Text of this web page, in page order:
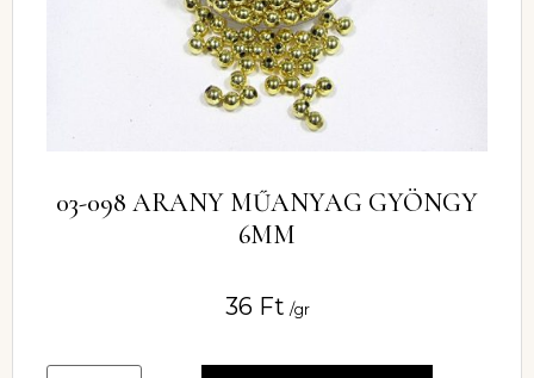
03-098 ARANY MŰANYAG GYÖNGY
6MM
36 Ft /gr